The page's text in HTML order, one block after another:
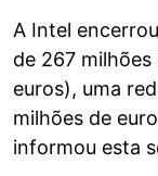
A Intel
de 267
euros), uma
milhões de
informou esta